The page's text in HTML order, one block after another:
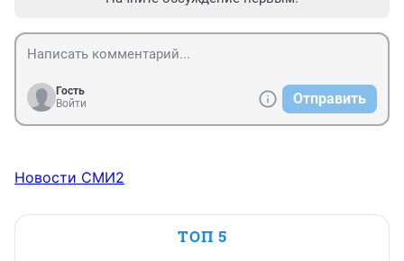
Гость
Войти
Отправить
Новости СМИ2
ТОП 5